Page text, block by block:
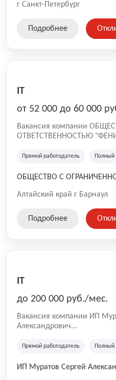
г Санкт-Петербург
Подробнее
IT
от 52 000 до 60 000
Вакансия компании
ОТВЕТСТВЕННОСТЬЮ
Направление компании:
терминалов, изготовление
как полимерное
Прямой работодатель Полный
ОБЩЕСТВО С
Алтайский край г Барнаул
Подробнее
IT
до 200 000 руб./мес.
Вакансия компании ИП
Александрович
Техническое
топливной аппаратуры
Прямой работодатель Полный
ИП Муратов Сергей